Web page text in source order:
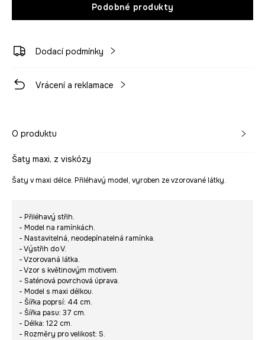
Podobné produkty
Dodací podmínky
Vrácení a reklamace
O produktu
Šaty maxi, z viskózy
Šaty v maxi délce. Přiléhavý model, vyroben ze vzorované látky.
- Přiléhavý střih.
- Model na ramínkách.
- Nastavitelná, neodepínatelná ramínka.
- Výstřih do V.
- Vzorovaná látka.
- Vzor s květinovým motivem.
- Saténová povrchová úprava.
- Model s maxi délkou.
- Šířka poprsí: 44 cm.
- Šířka pasu: 37 cm.
- Délka: 122 cm.
- Rozměry pro velikost: S.